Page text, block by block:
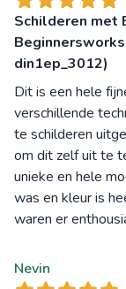
Schilderen met
din1ep_3012)
Dit is een hele
verschillende
te schilderen
om dit zelf uit te
unieke en hele
was en kleur is
waren er
Nevin